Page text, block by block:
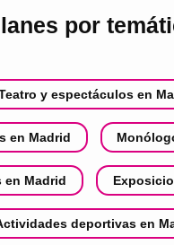
por
y espectáculos en
en Madrid
en Madrid
deportivas en